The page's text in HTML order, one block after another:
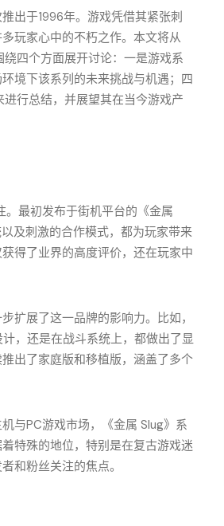
出于1996年。游戏凭借其紧张刺
玩家心中的不朽之作。本文将从
四个方面展开讨论：一是游戏系
境下该系列的未来挑战与机遇；四
行总结，并展望其在当今游戏产
。最初发布于街机平台的《金属
及刺激的合作模式，都为玩家带来
得了业界的高度评价，还在玩家中
扩展了这一品牌的影响力。比如，
，还是在战斗系统上，都做出了显
出了家庭版和移植版，涵盖了多个
与PC游戏市场，《金属 Slug》系
特殊的地位，特别是在复古游戏迷
和粉丝关注的焦点。